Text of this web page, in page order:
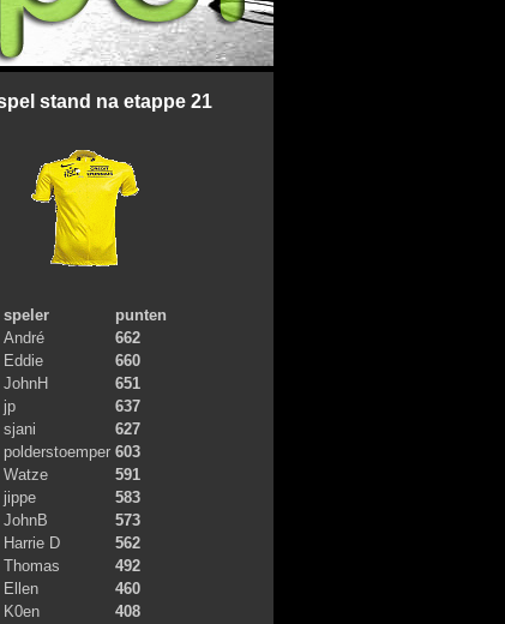
stand na etappe 21
speler
punten
André
662
Eddie
660
JohnH
651
jp
637
sjani
627
polderstoemper 603
Watze
591
jippe
583
JohnB
573
Harrie D
562
Thomas
492
Ellen
460
K0en
408